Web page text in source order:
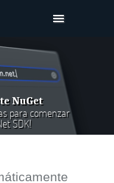
NuGet
para comenzar
SDK!